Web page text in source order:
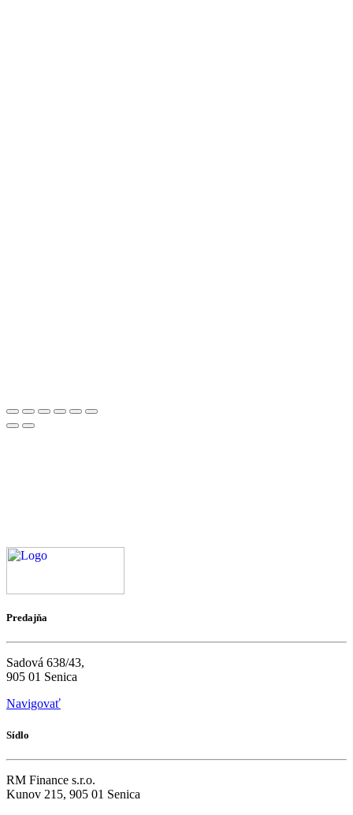
Predajňa
Sadová 638/43,
905 01 Senica
Navigovať
Sídlo
RM Finance s.r.o.
Kunov 215, 905 01 Senica